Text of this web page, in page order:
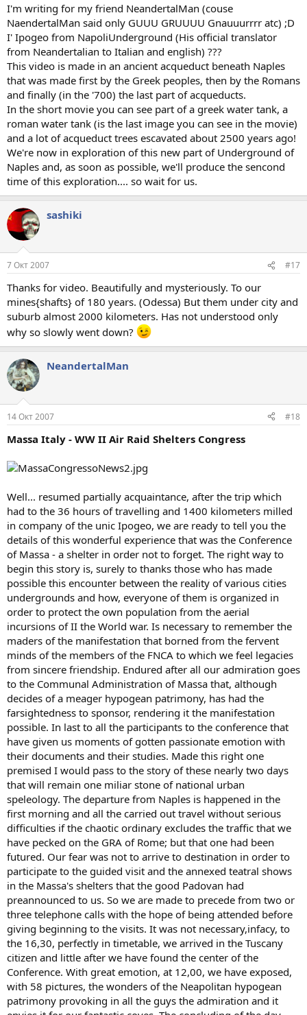
I'm writing for my friend NeandertalMan (couse
NaendertalMan said only GUUU GRUUUU Gnauuurrrr atc) ;D
I' Ipogeo from NapoliUnderground (His official translator
from Neandertalian to Italian and english) ???
This video is made in an ancient acqueduct beneath Naples
that was made first by the Greek peoples, then by the Romans
and finally (in the '700) the last part of acqueducts.
In the short movie you can see part of a greek water tank, a
roman water tank (is the last image you can see in the movie)
and a lot of acqueduct trees escavated about 2500 years ago!
We're now in exploration of this new part of Underground of
Naples and, as soon as possible, we'll produce the sencond
time of this exploration.... so wait for us.
sashiki
7 Окт 2007 #17
Thanks for video. Beautifully and mysteriously. To our
mines{shafts} of 180 years. (Odessa) But them under city and
suburb almost 2000 kilometers. Has not understood only
why so slowly went down?
NeandertalMan
14 Окт 2007 #18
Massa Italy - WW II Air Raid Shelters Congress
Well... resumed partially acquaintance, after the trip which
had to the 36 hours of travelling and 1400 kilometers milled
in company of the unic Ipogeo, we are ready to tell you the
details of this wonderful experience that was the Conference
of Massa - a shelter in order not to forget. The right way to
begin this story is, surely to thanks those who has made
possible this encounter between the reality of various cities
undergrounds and how, everyone of them is organized in
order to protect the own population from the aerial
incursions of II the World war. Is necessary to remember the
maders of the manifestation that borned from the fervent
minds of the members of the FNCA to which we feel legacies
from sincere friendship. Endured after all our admiration goes
to the Communal Administration of Massa that, although
decides of a meager hypogean patrimony, has had the
farsightedness to sponsor, rendering it the manifestation
possible. In last to all the participants to the conference that
have given us moments of gotten passionate emotion with
their documents and their studies. Made this right one
premised I would pass to the story of these nearly two days
that will remain one miliar stone of national urban
speleology. The departure from Naples is happened in the
first morning and all the carried out travel without serious
difficulties if the chaotic ordinary excludes the traffic that we
have pecked on the GRA of Rome; but that one had been
futured. Our fear was not to arrive to destination in order to
participate to the guided visit and the annexed teatral shows
in the Massa's shelters that the good Padovan had
preannounced to us. So we are made to precede from two or
three telephone calls with the hope of being attended before
giving beginning to the visits. It was not necessary,infacy, to
the 16,30, perfectly in timetable, we arrived in the Tuscany
citizen and little after we have found the center of the
Conference. With great emotion, at 12,00, we have exposed,
with 58 pictures, the wonders of the Neapolitan hypogean
patrimony provoking in all the guys the admiration and it